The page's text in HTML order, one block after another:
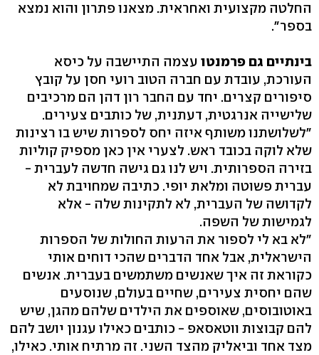
החלטה מקצועית ואחראית. מצאנו פתרון והוא נמצא
בספר".
בינתיים גם פרמנטו עצמה התיישבה על כיסא
העורכת, עובדת עם חברה הטוב רועי חסן על קובץ
סיפורים קצרים. יחד עם החבר רון דהן הם מרכיבים
שלישייה אנרגטית, דעתנית, של כותבים צעירים.
"לשלושתנו משותף איזה יחס לספרות שיש בו רצינות
שלא לוקה בכובד ראש. לצערי אין כאן מספיק קוליות
בזירה הספרותית. ויש לנו גם גישה חדשה לעברית -
עברית פשוטה ומלאת יופי. כתיבה שמחויבת לא
לקדושה של העברית, לא לתקינות שלה - אלא
לגמישות של השפה.
"לא בא לי לספור את הרעות החולות של הספרות
הישראלית, אבל אחד הדברים שהכי דוחים אותי
כקוראת זה איך שאנשים משתמשים בעברית. אנשים
שהם יחסית צעירים, שחיים בעולם, שנוסעים
באוטובוסים, שאוספים את הילדים שלהם מהגן, שיש
להם קבוצות ווטאסאפ - כותבים כאילו עגנון יושב להם
מצד אחד וביאליק מהצד השני. זה מרתיח אותי. כאילו,